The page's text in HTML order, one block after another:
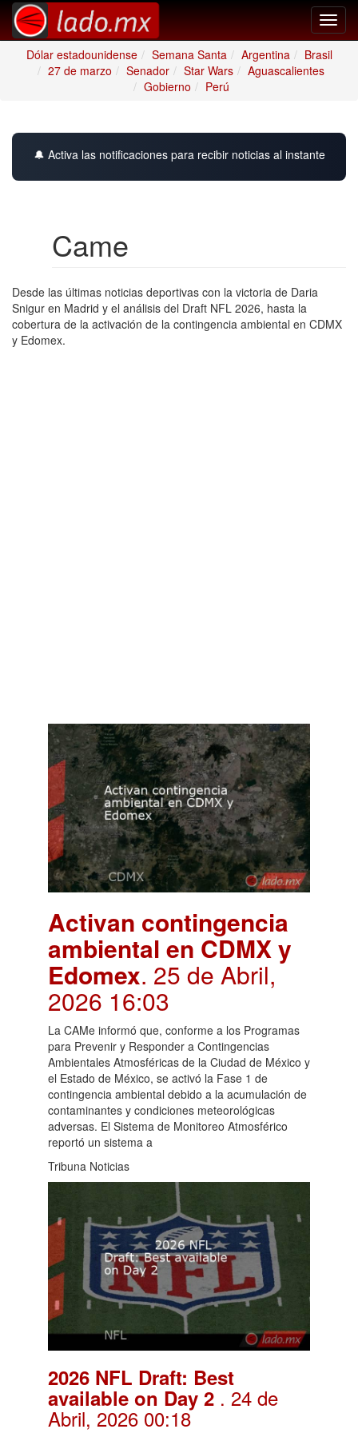
Dólar estadounidense
Semana Santa Argentina
Brasil
27 de marzo
Senador Star Wars
Aguascalientes
Gobierno
Perú
🔔 Activa las notificaciones para recibir noticias al instante
Came
Desde las últimas noticias deportivas con la victoria de Daria
Snigur en Madrid y el análisis del Draft NFL 2026, hasta la
cobertura de la activación de la contingencia ambiental en CDMX
y Edomex.
Activan contingencia
ambiental en CDMX y
Edomex. 25 de Abril,
2026 16:03
La CAMe informó que, conforme a los Programas
para Prevenir y Responder a Contingencias
Ambientales Atmosféricas de la Ciudad de México y
el Estado de México, se activó la Fase 1 de
contingencia ambiental debido a la acumulación de
contaminantes y condiciones meteorológicas
adversas. El Sistema de Monitoreo Atmosférico
reportó un sistema a
Tribuna Noticias
2026 NFL Draft: Best
available on Day 2 . 24 de
Abril, 2026 00:18